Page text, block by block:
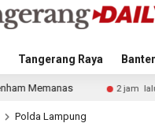
Tangerang Raya
2 jam lalu Bandara Husein
Polda Lampung